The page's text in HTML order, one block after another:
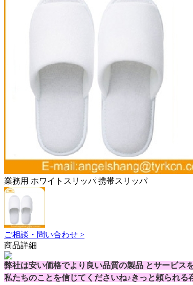
業務用 ホワイトスリッパ 携帯スリッパ
ご相談・問い合わせ >
商品詳細
弊社は安い価格でより良い品質の製品 とサービス
私たちのことを信じてくださいね♪きっと頼られる